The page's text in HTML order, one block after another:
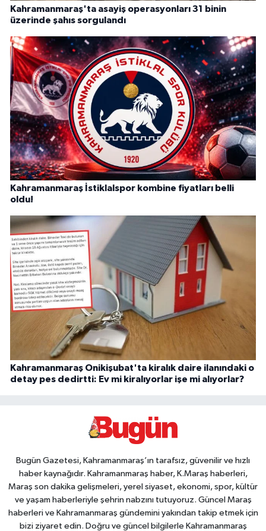
Kahramanmaraş'ta asayiş operasyonları 31 binin
üzerinde şahıs sorgulandı
Kahramanmaraş İstiklalspor kombine fiyatları belli
oldu!
Kahramanmaraş Onikişubat'ta kiralık daire ilanındaki o
detay pes dedirtti: Ev mi kiralıyorlar işe mi alıyorlar?
Bugün Gazetesi, Kahramanmaraş’ın tarafsız, güvenilir ve hızlı
haber kaynağıdır. Kahramanmaraş haber, K.Maraş haberleri,
Maraş son dakika gelişmeleri, yerel siyaset, ekonomi, spor, kültür
ve yaşam haberleriyle şehrin nabzını tutuyoruz. Güncel Maraş
haberleri ve Kahramanmaraş gündemini yakından takip etmek için
bizi ziyaret edin. Doğru ve güncel bilgilerle Kahramanmaraş